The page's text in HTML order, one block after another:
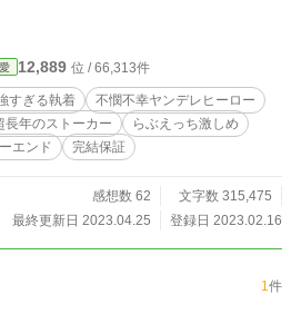
なセクハラの日々だけど、そもそもこの男
なのか。 ――――２人が織りな
物語。 ◆残酷描写があります
12,889 位 / 66,313件
すぎる執着
不憫不幸ヤンデレヒーロー
長年のストーカー
らぶえっち激しめ
エンド 完結保証
感想数 62
文字数 315,475
最終更新日 2023.04.25
登録日 2023.02.16
1件